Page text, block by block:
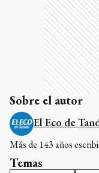
Sobre el autor
El Eco de
Más de 143 años
Temas